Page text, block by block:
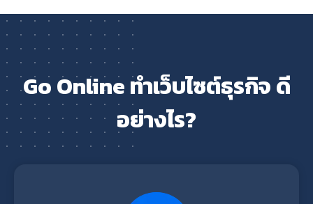
Go Online ทำเว็บไซต์ธุรกิจ ดี
อย่างไร?